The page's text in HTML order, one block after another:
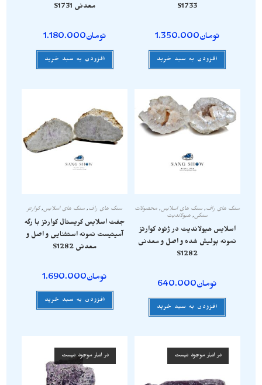
S1733
تومان1.350.000
افزودن به سبد خرید
معدنی S1731
تومان1.180.000
افزودن به سبد خرید
سنگ های راف, سنگ های اسلایس, محصولات
سنگی, هیولاندیت
اسلایس هیولاندیت در ژئود کوارتز
نمونه پولیش شده و اصل و معدنی
S1282
تومان640.000
افزودن به سبد خرید
سنگ های راف, سنگ های اسلایس,کوارتز
جفت اسلایس کریستال کوارتز با رگه
آمیتیست نمونه استثنایی و اصل و
معدنی S1282
تومان1.690.000
افزودن به سبد خرید
در انبار موجود نیست در انبار موجود نیست